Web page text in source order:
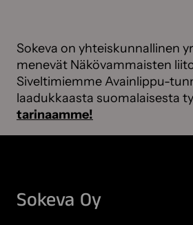
Sokeva on yhteiskunnallinen
menevät Näkövammaisten
Siveltimiemme Avainlippu-
laadukkaasta suomalaisesta
tarinaamme!
Sokeva Oy